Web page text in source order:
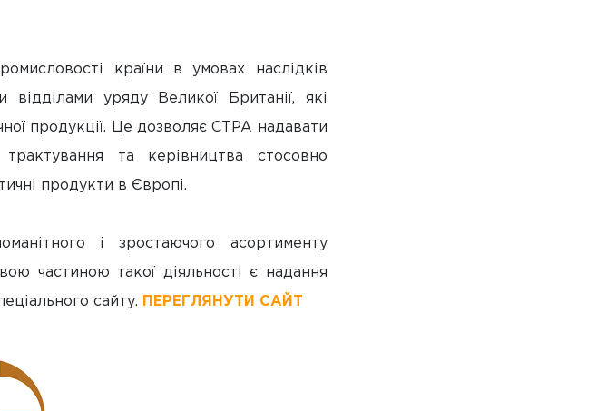
країни в умовах наслідків
уряду Великої Британії, які
продукції. Це дозволяє CTPA надавати
та керівництва стосовно
продукти в Європі.
і зростаючого асортименту
частиною такої діяльності є надання
сайту. ПЕРЕГЛЯНУТИ САЙТ